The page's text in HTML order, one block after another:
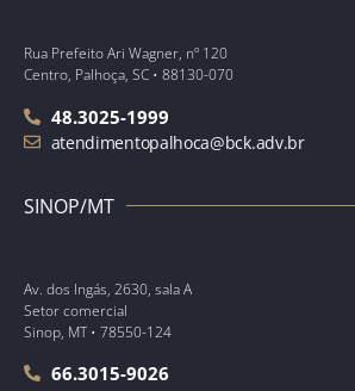
Rua Prefeito Ari Wagner, nº 120
Centro, Palhoça, SC • 88130-070
48.3025-1999
atendimentopalhoca@bck.adv.br
SINOP/MT
Av. dos Ingás, 2630, sala A
Setor comercial
Sinop, MT • 78550-124
66.3015-9026